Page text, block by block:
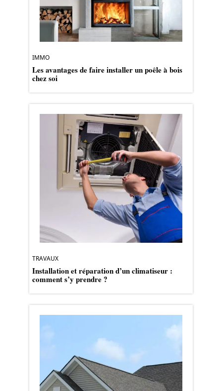
IMMO
Les avantages de faire installer un poêle à bois
chez soi
TRAVAUX
Installation et réparation d’un climatiseur :
comment s’y prendre ?